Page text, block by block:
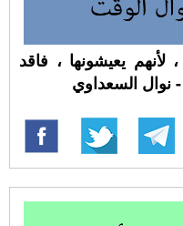
لأنهم يعيشونها ، فاقد
نوال السعداوي